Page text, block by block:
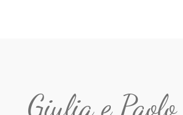
Giulia e Paolo